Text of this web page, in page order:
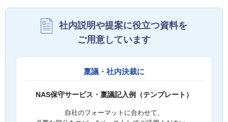
社内説明や提案に役立つ資料を
ご用意しています
稟議・社内決裁に
NAS保守サービス・稟議記入例（テンプレート）
自社のフォーマットに合わせて、